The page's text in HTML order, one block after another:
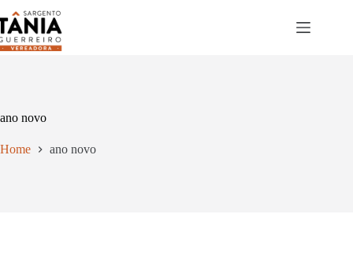
para
o
conteúdo
ano novo
Home ano novo